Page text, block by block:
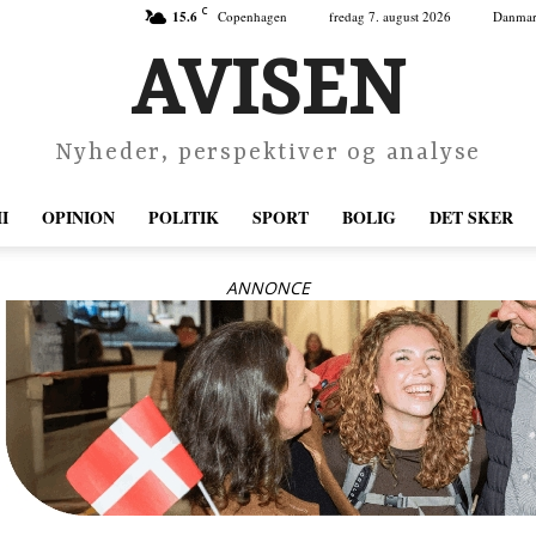
15.6 C Copenhagen fredag 7. august 2026
AVISEN
Nyheder, perspektiver og analyse
OPINION POLITIK SPORT BOLIG DET SKER
ANNONCE